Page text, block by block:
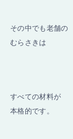
その中でも老舗の
むらさきは
すべての材料が
本格的です。